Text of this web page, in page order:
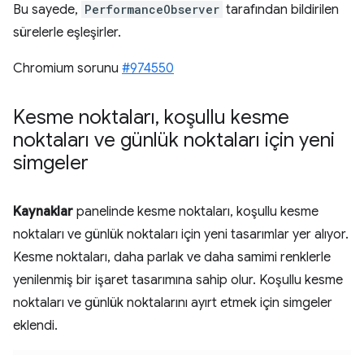
Bu sayede, PerformanceObserver tarafından bildirilen
sürelerle eşleşirler.
Chromium sorunu #974550
Kesme noktaları, koşullu kesme
noktaları ve günlük noktaları için yeni
simgeler
Kaynaklar panelinde kesme noktaları, koşullu kesme
noktaları ve günlük noktaları için yeni tasarımlar yer alıyor.
Kesme noktaları, daha parlak ve daha samimi renklerle
yenilenmiş bir işaret tasarımına sahip olur. Koşullu kesme
noktaları ve günlük noktalarını ayırt etmek için simgeler
eklendi.